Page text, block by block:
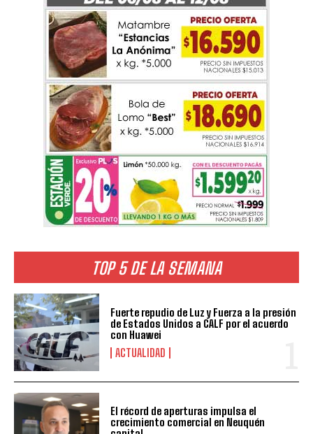
TOP 5 DE LA SEMANA
Fuerte repudio de Luz y Fuerza a la presión
de Estados Unidos a CALF por el acuerdo
con Huawei
ACTUALIDAD
El récord de aperturas impulsa el
crecimiento comercial en Neuquén